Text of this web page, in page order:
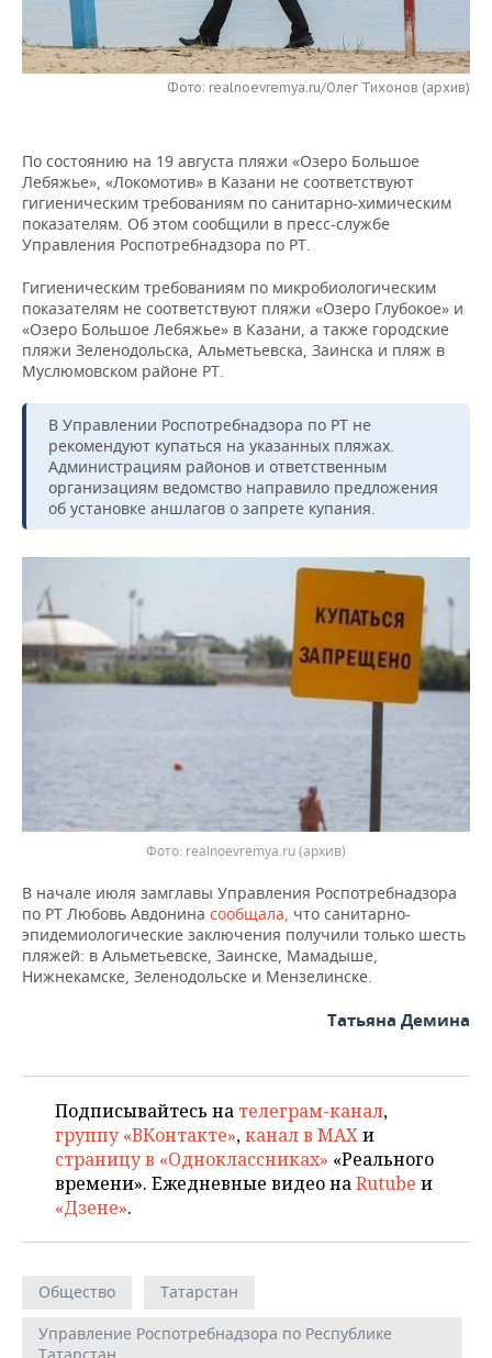
НЕФТЕХИМИЯ
НЕФТЬ
ЭНЕРГЕТИКА
РОЗНИЧНАЯ ТОРГОВЛЯ
НОВОСТИ ТЕХНОЛОГИЙ
ТЕЛЕКОММУНИКАЦИИ
МЕРОПРИЯТИЯ
НОВОСТИ МЕРОПРИЯТИЙ
БИЗНЕС-БРАНЧИ
ONLINE-КОНФЕРЕНЦИИ
ОТКРЫТАЯ ЛЕКЦИЯ
ФУТБОЛ
ХОККЕЙ
БАСКЕТБОЛ
ВОЛЕЙБОЛ
ФИГУРНОЕ КАТАНИЕ
ВОДНЫЕ ВИДЫ СПОРТА
НОВОСТИ ОБЩЕСТВА
ВЛАСТЬ
ИНФРАСТРУКТУРА
ИСТОРИЯ
МЕДИЦИНА
ОБРАЗОВАНИЕ
ФОТОГАЛЕРЕЯ
СЮЖЕТЫ
СПРАВОЧНИК
СПИСОК ПЕРСОН
ПОЛНАЯ ВЕРСИЯ
Фото: realnoevremya.ru/Олег Тихонов (архив)
По состоянию на 19 августа пляжи «Озеро Большое
Лебяжье», «Локомотив» в Казани не соответствуют
гигиеническим требованиям по санитарно-химическим
показателям. Об этом сообщили в пресс-службе
Управления Роспотребнадзора по РТ.
Гигиеническим требованиям по микробиологическим
показателям не соответствуют пляжи «Озеро Глубокое» и
«Озеро Большое Лебяжье» в Казани, а также городские
пляжи Зеленодольска, Альметьевска, Заинска и пляж в
Муслюмовском районе РТ.
В Управлении Роспотребнадзора по РТ не
рекомендуют купаться на указанных пляжах.
Администрациям районов и ответственным
организациям ведомство направило предложения
об установке аншлагов о запрете купания.
Фото: realnoevremya.ru (архив)
В начале июля замглавы Управления Роспотребнадзора
по РТ Любовь Авдонина сообщала, что санитарно-
эпидемиологические заключения получили только шесть
пляжей: в Альметьевске, Заинске, Мамадыше,
Нижнекамске, Зеленодольске и Мензелинске.
Татьяна Демина
Подписывайтесь на телеграм-канал,
группу «ВКонтакте»,канал в MAXи
страницу в «Одноклассниках» «Реального
времени». Ежедневные видео наRutube и
«Дзене».
Общество
Татарстан
Управление Роспотребнадзора по Республике